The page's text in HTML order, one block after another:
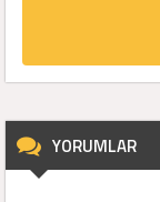
YORUMLAR